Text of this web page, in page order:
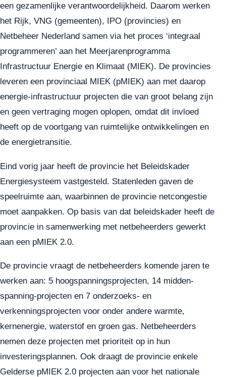
een gezamenlijke verantwoordelijkheid. Daarom werken
het Rijk, VNG (gemeenten), IPO (provincies) en
Netbeheer Nederland samen via het proces ‘integraal
programmeren’ aan het Meerjarenprogramma
Infrastructuur Energie en Klimaat (MIEK). De provincies
leveren een provinciaal MIEK (pMIEK) aan met daarop
energie-infrastructuur projecten die van groot belang zijn
en geen vertraging mogen oplopen, omdat dit invloed
heeft op de voortgang van ruimtelijke ontwikkelingen en
de energietransitie.
Eind vorig jaar heeft de provincie het Beleidskader
Energiesysteem vastgesteld. Statenleden gaven de
speelruimte aan, waarbinnen de provincie netcongestie
moet aanpakken. Op basis van dat beleidskader heeft de
provincie in samenwerking met netbeheerders gewerkt
aan een pMIEK 2.0.
De provincie vraagt de netbeheerders komende jaren te
werken aan: 5 hoogspanningsprojecten, 14 midden-
spanning-projecten en 7 onderzoeks- en
verkenningsprojecten voor onder andere warmte,
kernenergie, waterstof en groen gas. Netbeheerders
nemen deze projecten met prioriteit op in hun
investeringsplannen. Ook draagt de provincie enkele
Gelderse pMIEK 2.0 projecten aan voor het nationale